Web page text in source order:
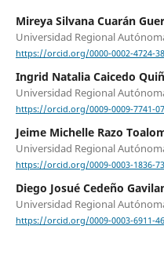
Mireya Silvana Cuarán
Universidad Regional
https://orcid.org/0000-0002-4724-
Ingrid Natalia Caicedo
Universidad Regional
https://orcid.org/0009-0009-7741-
Jeime Michelle Razo
Universidad Regional
https://orcid.org/0009-0003-1836-
Diego Josué Cedeño
Universidad Regional
https://orcid.org/0009-0003-6911-